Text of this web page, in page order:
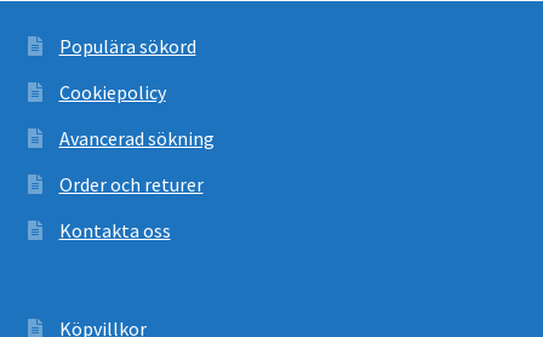
Populära sökord
Cookiepolicy
Avancerad sökning
Order och returer
Kontakta oss
Köpvillkor